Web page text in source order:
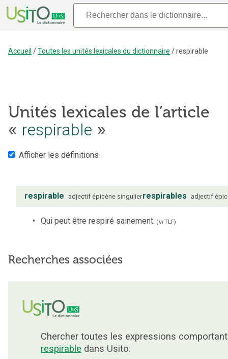
Accueil /Toutes les unités lexicales du dictionnaire /respirable
Unités lexicales de l’article
« respirable »
Afficher les définitions
respirable adjectif épicène singulierrespirables adjectif
Qui peut être respiré sainement. (inTLF)
Recherches associées
Chercher toutes les expressions
respirable dans Usito.